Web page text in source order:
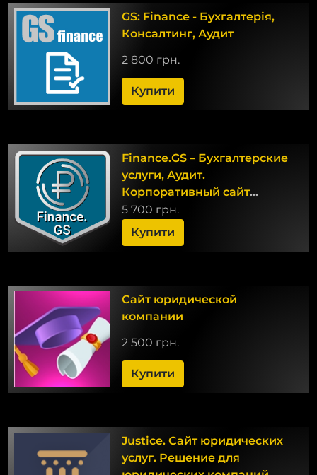
GS: Finance - Бухгалтерія,
Консалтинг, Аудит
2 800 грн.
Купити
Finance.GS – Бухгалтерские
услуги, Аудит.
Корпоративный сайт
компании
5 700 грн.
Купити
Сайт юридической
компании
2 500 грн.
Купити
Justice. Сайт юридических
услуг. Решение для